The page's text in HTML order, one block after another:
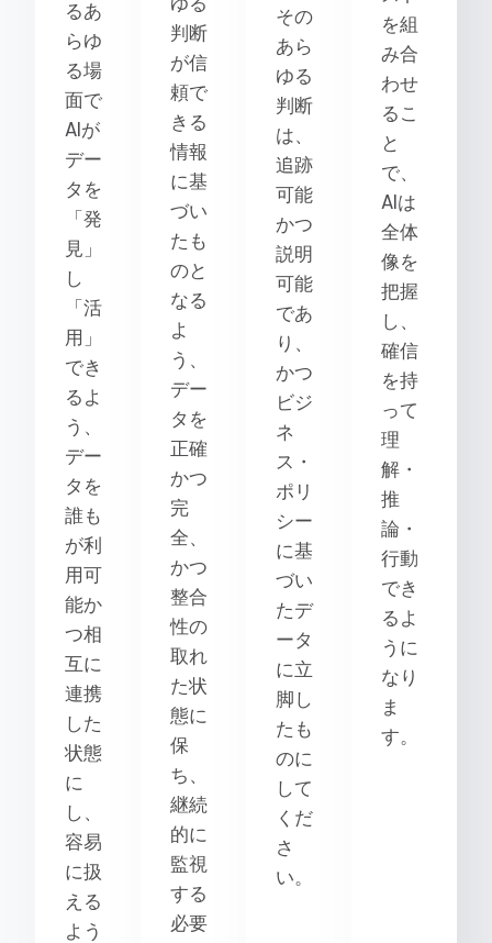
るあ
らゆ
る場
面で
AIが
デー
タを
「発
見」
し
「活
用」
でき
るよ
う、
デー
タを
誰も
が利
用可
能か
つ相
互に
連携
した
状態
に
し、
容易
に扱
える
よう
判断
が信
頼で
きる
情報
に基
づい
たも
のと
なる
よ
う、
デー
タを
正確
かつ
完
全、
かつ
整合
性の
取れ
た状
態に
保
ち、
継続
的に
監視
する
必要
その
あら
ゆる
判断
は、
追跡
可能
かつ
説明
可能
であ
り、
かつ
ビジ
ネ
ス・
ポリ
シー
に基
づい
たデ
ータ
に立
脚し
たも
のに
して
くだ
さ
い。
を組
み合
わせ
るこ
と
で、
AIは
全体
像を
把握
し、
確信
を持
って
理
解・
推
論・
行動
でき
るよ
うに
なり
ま
す。